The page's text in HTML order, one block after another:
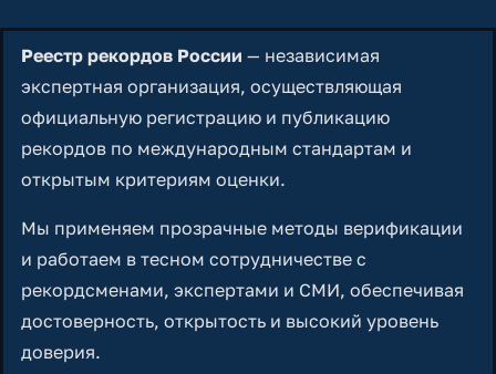
Реестр рекордов России — независимая
экспертная организация, осуществляющая
официальную регистрацию и публикацию
рекордов по международным стандартам и
открытым критериям оценки.
Мы применяем прозрачные методы верификации
и работаем в тесном сотрудничестве с
рекордсменами, экспертами и СМИ, обеспечивая
достоверность, открытость и высокий уровень
доверия.